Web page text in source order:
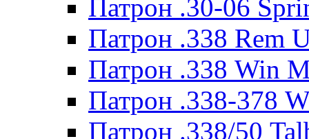
Патрон .30-06
Патрон .338 Rem
Патрон .338 Win
Патрон .338-378
Патрон .338/50